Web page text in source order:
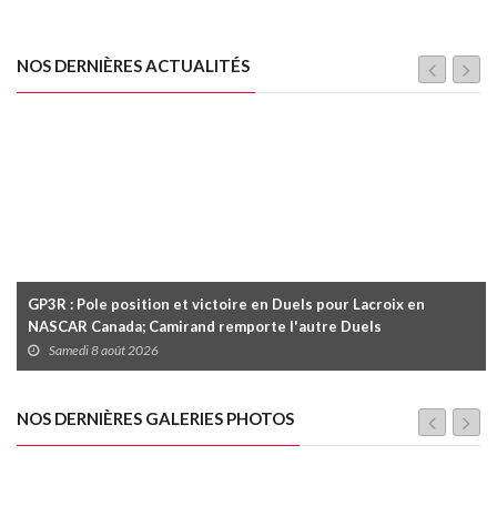
NOS DERNIÈRES ACTUALITÉS
GP3R : Pole position et victoire en Duels pour Lacroix en
NASCAR Canada; Camirand remporte l'autre Duels
Samedi 8 août 2026
NOS DERNIÈRES GALERIES PHOTOS